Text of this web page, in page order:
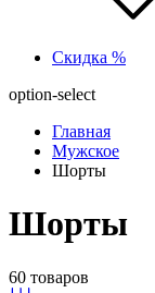
Скидка %
option-select
Главная
Мужское
Шорты
Шорты
60 товаров